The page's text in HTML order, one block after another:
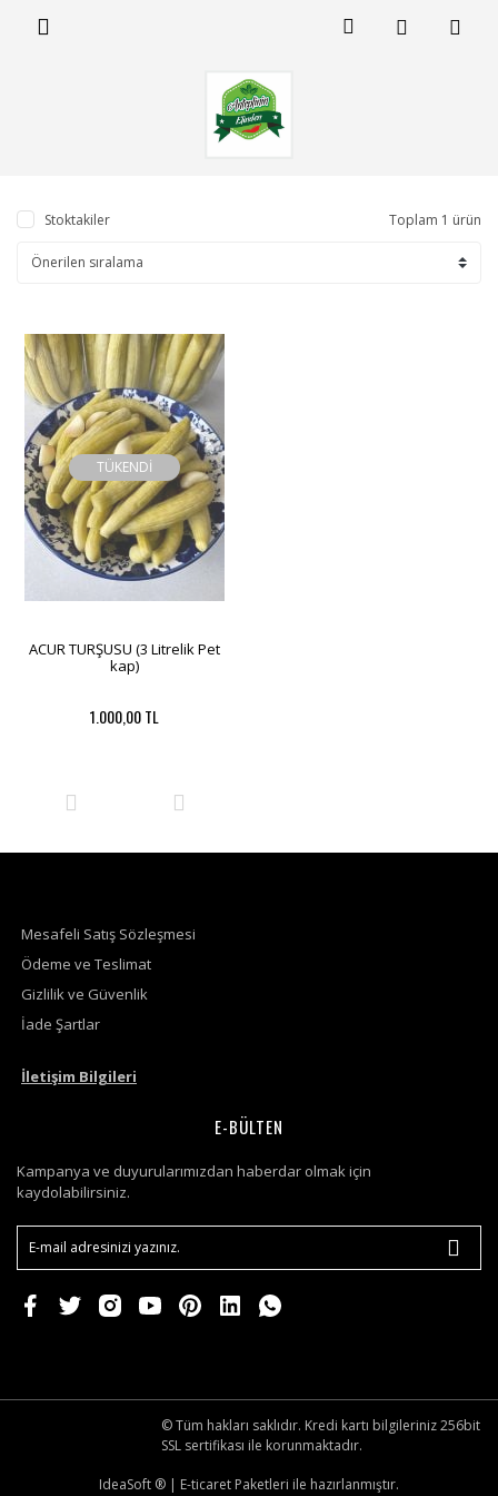
Stoktakiler Toplam 1 ürün
TÜKENDİ
ACUR TURŞUSU (3 Litrelik Pet
kap)
1.000,00 TL
Mesafeli Satış Sözleşmesi
Ödeme ve Teslimat
Gizlilik ve Güvenlik
İade Şartlar
İletişim Bilgileri
E-BÜLTEN
Kampanya ve duyurularımızdan haberdar olmak için
kaydolabilirsiniz.
© Tüm hakları saklıdır. Kredi kartı bilgileriniz 256bit
SSL sertifikası ile korunmaktadır.
IdeaSoft ® | E-ticaret Paketleri ile hazırlanmıştır.